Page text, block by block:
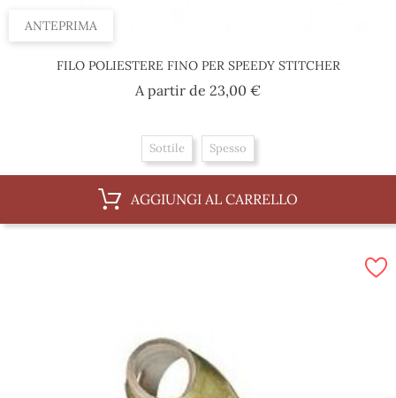
ANTEPRIMA
FILO POLIESTERE FINO PER SPEEDY STITCHER
A partir de 23,00 €Prezzo
Sottile Spesso
AGGIUNGI AL CARRELLO